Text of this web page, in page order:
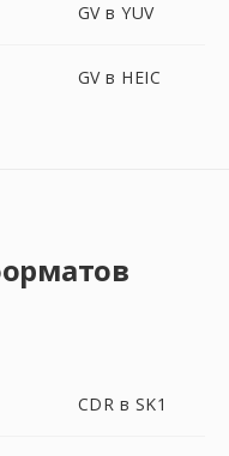
GV в YUV
GV в HEIC
CDR в SK1